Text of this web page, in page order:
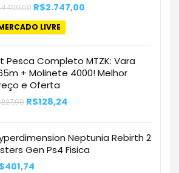
4.499,00 O
original
era:
R$2.747,00
LIVRE
Pesca Completo MTZK: Vara
+ Molinete 4000! Melhor
e Oferta
227,90 O
R$227,90.
R$128,24
R$128,24.
Neptunia Rebirth 2
Gen Ps4 Fisica
401,74